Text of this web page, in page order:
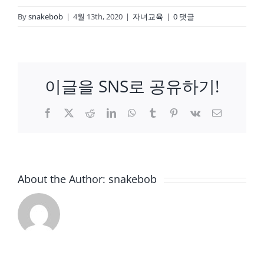
Bysnakebob | 4월 13th, 2020 | 자녀교육 | 0 댓글
이글을 SNS로 공유하기!
Facebook
X RedditLinkedInWhatsApp
TumblrPinterest
Vk
이
About the Author: snakebob